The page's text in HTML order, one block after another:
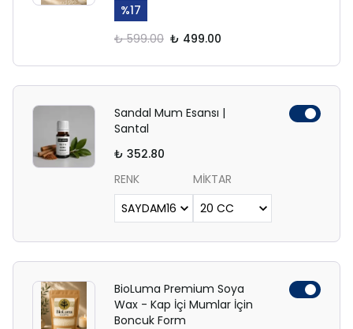
%17
₺ 599.00 ₺ 499.00
Sandal Mum Esansı |
Santal
₺ 352.80
RENK
MİKTAR
BioLuma Premium Soya
Wax - Kap İçi Mumlar İçin
Boncuk Form